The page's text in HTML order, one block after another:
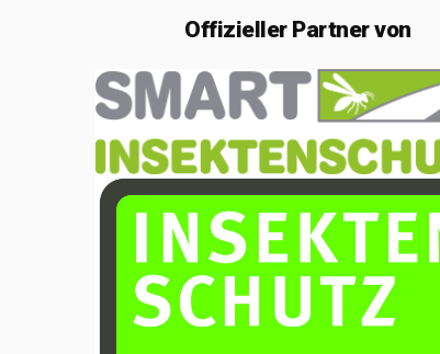
OffiziellerPartner von
Im Februar 2020
gründete ich die
Einzelfirma